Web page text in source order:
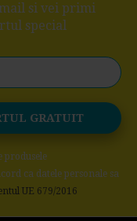
si vei primi
special
produsele
ca datele personale sa
UE 679/2016